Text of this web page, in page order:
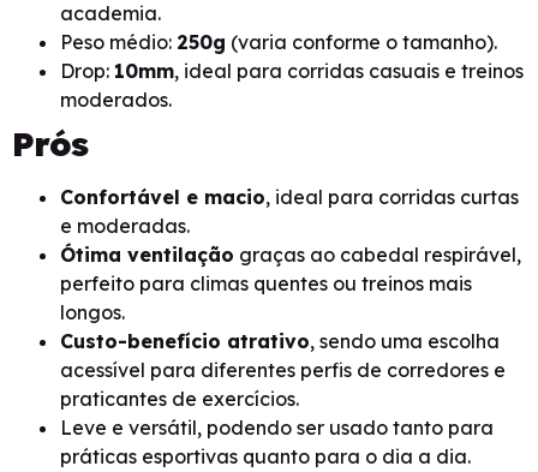
academia.
Peso médio: 250g (varia conforme o tamanho).
Drop: 10mm, ideal para corridas casuais e treinos
moderados.
Prós
Confortável e macio, ideal para corridas curtas
e moderadas.
Ótima ventilação graças ao cabedal respirável,
perfeito para climas quentes ou treinos mais
longos.
Custo-benefício atrativo, sendo uma escolha
acessível para diferentes perfis de corredores e
praticantes de exercícios.
Leve e versátil, podendo ser usado tanto para
práticas esportivas quanto para o dia a dia.